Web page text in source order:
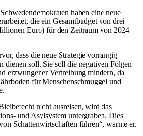
haben eine neue
die ein Gesamtbudget von drei
Euro) für den Zeitraum von 2024
dass die neue Strategie vorrangig
dienen soll. Sie soll die negativen Folgen
erzwungener Vertreibung mindern, da
für Menschenschmuggel und
nicht ausreisen, wird das
und Asylsystem untergraben. Dies
Schattenwirtschaften führen“, warnte er.